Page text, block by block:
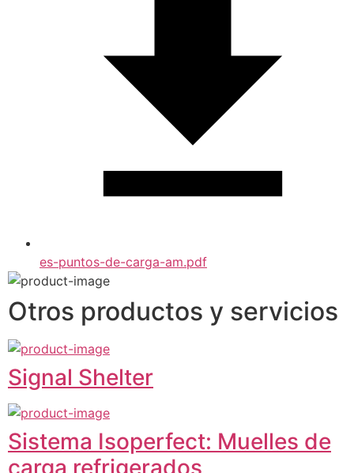
es-puntos-de-carga-am.pdf
Otros productos y servicios
Signal Shelter
Sistema Isoperfect: Muelles de
carga refrigerados